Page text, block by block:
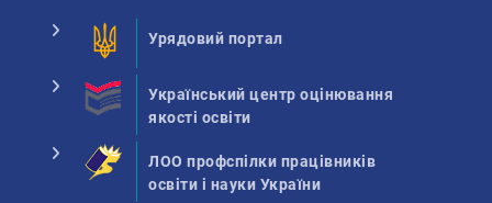
Урядовий портал
Український центр оцінювання
якості освіти
ЛОО профспілки працівників
освіти і науки України